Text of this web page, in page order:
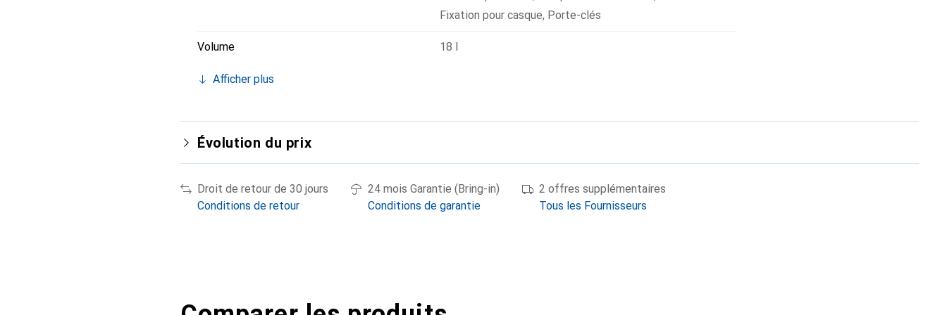
Fixation pour casque, Porte-clés
Volume 18 l
Afficher plus
Évolution du prix
Droit de retour de 30 jours
Conditions de retour
24 mois Garantie (Bring-in)
Conditions de garantie
2 offres supplémentaires
Tous les Fournisseurs